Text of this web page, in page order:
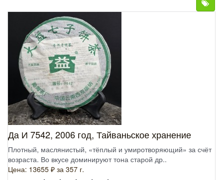
Да И 7542, 2006 год, Тайваньское хранение
Плотный, маслянистый, «тёплый и умиротворяющий» за счёт
возраста. Во вкусе доминируют тона старой др..
Цена: 13655 ₽ за 357 г.